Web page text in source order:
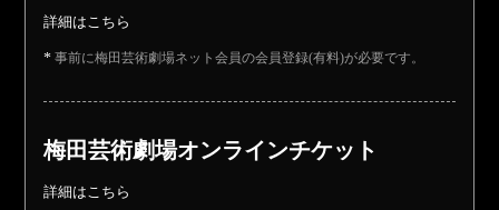
詳細はこちら
事前に梅田芸術劇場ネット会員の会員登録(有料)が必要です。
梅田芸術劇場オンラインチケット
詳細はこちら